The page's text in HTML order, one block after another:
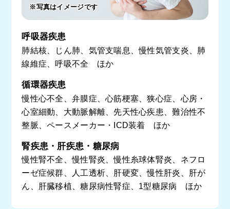
※写真はイメージです
呼吸器疾患
肺結核、じん肺、気管支喘息、慢性気管支炎、肺
線維症、呼吸不全 ほか
循環器疾患
慢性心不全、弁膜症、心筋梗塞、狭心症、心房・
心室細動、大動脈解離、先天性心疾患、難治性不
整脈、ペースメーカー・ICD装着 ほか
腎疾患・肝疾患・糖尿病
慢性腎不全、慢性腎炎、慢性糸球体腎炎、ネフロ
ーゼ症候群、人工透析、肝硬変、慢性肝炎、肝が
ん、肝臓移植、糖尿病性腎症、1型糖尿病 ほか